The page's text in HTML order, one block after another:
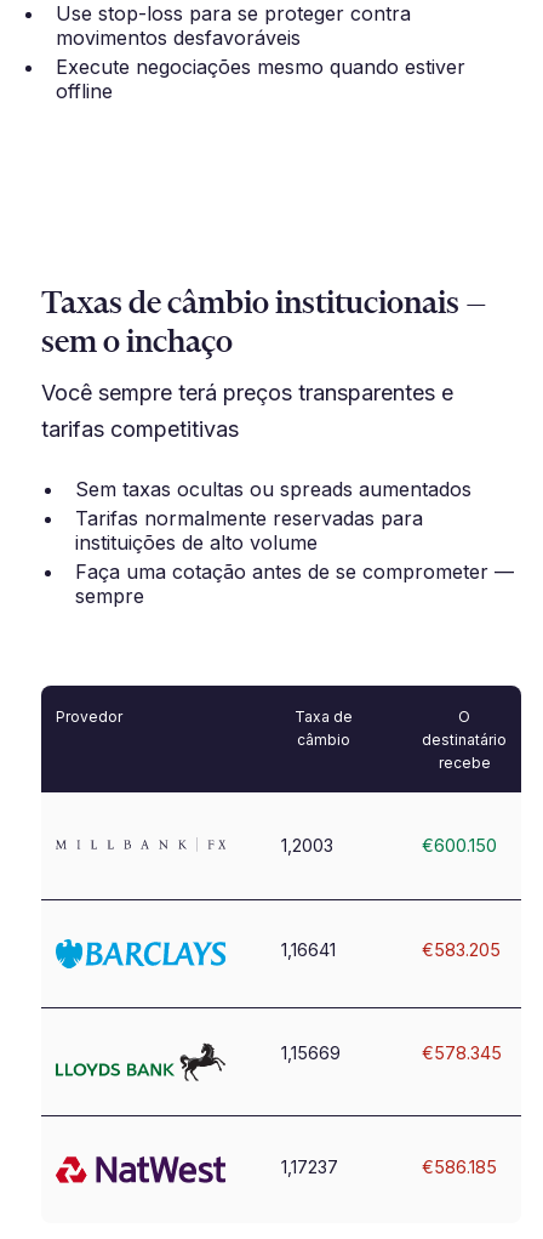
Use stop-loss para se proteger contra
movimentos desfavoráveis
Execute negociações mesmo quando estiver
offline
Taxas de câmbio institucionais —
sem o inchaço
Você sempre terá preços transparentes e
tarifas competitivas
Sem taxas ocultas ou spreads aumentados
Tarifas normalmente reservadas para
instituições de alto volume
Faça uma cotação antes de se comprometer —
sempre
Provedor
Taxa de
câmbio
O
destinatário
recebe
1,2003 €600.150
1,16641 €583.205
1,15669 €578.345
1,17237 €586.185